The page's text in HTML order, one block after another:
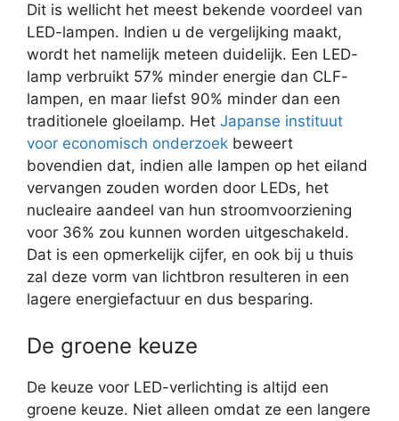
Dit is wellicht het meest bekende voordeel van
LED-lampen. Indien u de vergelijking maakt,
wordt het namelijk meteen duidelijk. Een LED-
lamp verbruikt 57% minder energie dan CLF-
lampen, en maar liefst 90% minder dan een
traditionele gloeilamp. Het Japanse instituut
voor economisch onderzoek beweert
bovendien dat, indien alle lampen op het eiland
vervangen zouden worden door LEDs, het
nucleaire aandeel van hun stroomvoorziening
voor 36% zou kunnen worden uitgeschakeld.
Dat is een opmerkelijk cijfer, en ook bij u thuis
zal deze vorm van lichtbron resulteren in een
lagere energiefactuur en dus besparing.
De groene keuze
De keuze voor LED-verlichting is altijd een
groene keuze. Niet alleen omdat ze een langere